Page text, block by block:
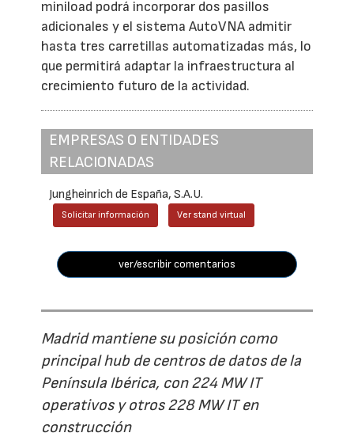
miniload podrá incorporar dos pasillos
adicionales y el sistema AutoVNA admitir
hasta tres carretillas automatizadas más, lo
que permitirá adaptar la infraestructura al
crecimiento futuro de la actividad.
EMPRESAS O ENTIDADES
RELACIONADAS
Jungheinrich de España, S.A.U.
Solicitar información Ver stand virtual
ver/escribir comentarios
Madrid mantiene su posición como
principal hub de centros de datos de la
Península Ibérica, con 224 MW IT
operativos y otros 228 MW IT en
construcción